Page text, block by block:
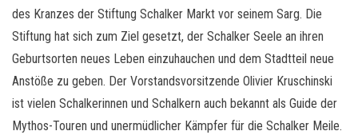
des Kranzes der Stiftung Schalker Markt vor seinem Sarg. Die
Stiftung hat sich zum Ziel gesetzt, der Schalker Seele an ihren
Geburtsorten neues Leben einzuhauchen und dem Stadtteil neue
Anstöße zu geben. Der Vorstandsvorsitzende Olivier Kruschinski
ist vielen Schalkerinnen und Schalkern auch bekannt als Guide der
Mythos-Touren und unermüdlicher Kämpfer für die Schalker Meile.